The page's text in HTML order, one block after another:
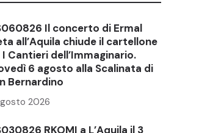
Il concerto di Ermal
all’Aquila chiude il cartellone
I Cantieri dell’Immaginario.
6 agosto alla Scalinata di
Bernardino
2026
RKOMI a L’Aquila il 3